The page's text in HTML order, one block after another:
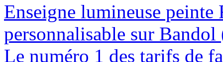
Enseigne lumineuse
personnalisable sur
Le numéro 1 des tarifs de